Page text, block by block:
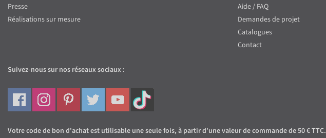
Presse
Réalisations sur mesure
Aide / FAQ
Demandes de projet
Catalogues
Contact
Suivez-nous sur nos réseaux sociaux :
Votre code de bon d'achat est utilisable une seule fois, à partir d'une valeur de commande de 50 € TTC.